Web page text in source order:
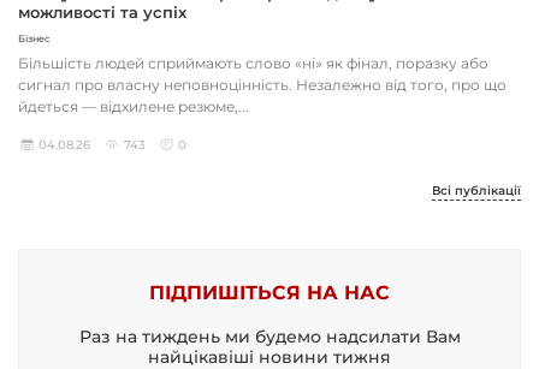
можливості та успіх
Бізнес
Більшість людей сприймають слово «ні» як фінал, поразку або
сигнал про власну неповноцінність. Незалежно від того, про що
йдеться — відхилене резюме,...
04.08.26 743 0
Всі публікації
ПІДПИШІТЬСЯ НА НАС
Раз на тиждень ми будемо надсилати Вам
найцікавіші новини тижня